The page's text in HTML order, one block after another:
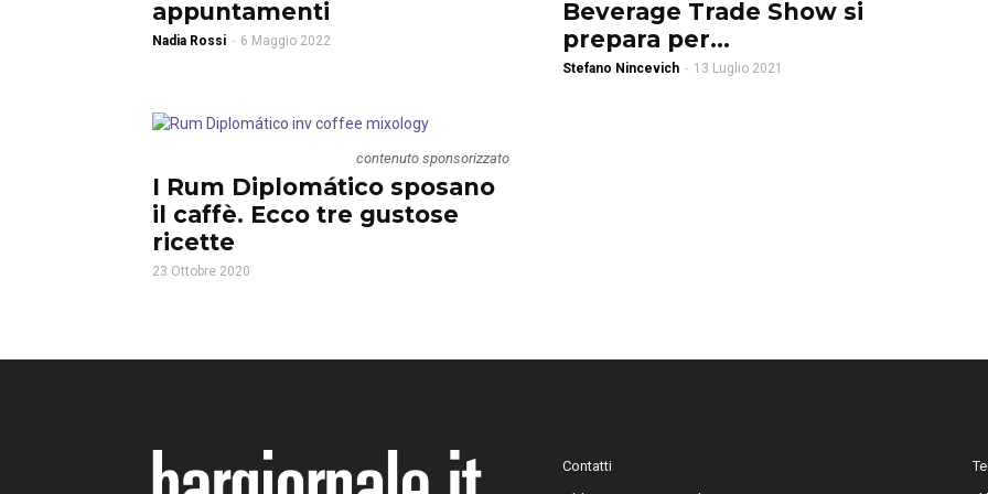
appuntamenti
Nadia Rossi - 6 Maggio 2022
Beverage Trade Show si
prepara per...
Stefano Nincevich - 13 Luglio 2021
contenuto sponsorizzato
I Rum Diplomático sposano
il caffè. Ecco tre gustose
ricette
23 Ottobre 2020
Contatti